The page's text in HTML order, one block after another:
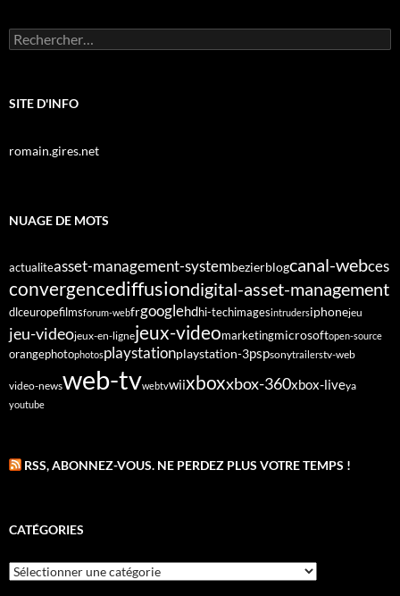
Rechercher :
SITE D'INFO
romain.gires.net
NUAGE DE MOTS
actualiteasset-management-systembezierblogcanal-webces
convergencediffusiondigital-asset-management
dlceuropefilmsforum-webfrgooglehdhi-techimagesintrudersiphonejeu
jeu-videojeux-en-lignejeux-videomarketingmicrosoftopen-source
orangephotophotosplaystationplaystation-3pspsonytrailerstv-web
video-newsweb-tvwebtvwiixboxxbox-360xbox-liveya
youtube
RSS, ABONNEZ-VOUS. NE PERDEZ PLUS VOTRE TEMPS !
CATÉGORIES
Catégories